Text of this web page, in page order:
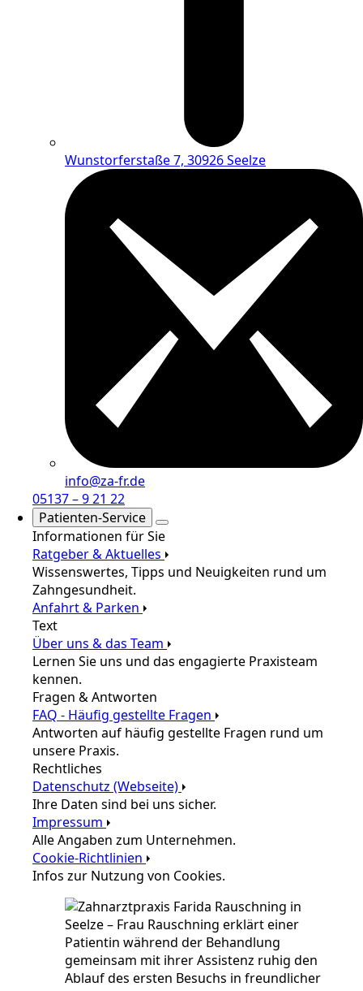
Wunstorferstaße 7, 30926 Seelze
info@za-fr.de
05137 – 9 21 22
Patienten-Service
Informationen für Sie
Ratgeber & Aktuelles
Wissenswertes, Tipps und Neuigkeiten rund um
Zahngesundheit.
Anfahrt & Parken
Text
Über uns & das Team
Lernen Sie uns und das engagierte Praxisteam
kennen.
Fragen & Antworten
FAQ - Häufig gestellte Fragen
Antworten auf häufig gestellte Fragen rund um
unsere Praxis.
Rechtliches
Datenschutz (Webseite)
Ihre Daten sind bei uns sicher.
Impressum
Alle Angaben zum Unternehmen.
Cookie-Richtlinien
Infos zur Nutzung von Cookies.